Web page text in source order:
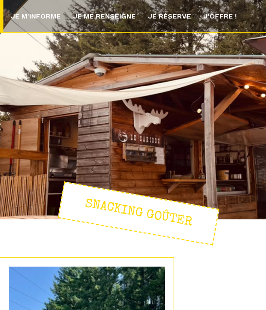
JE M'INFORME JE ME RENSEIGNE JE RÉSERVE J'OFFRE !
SNACKING GOÛTER